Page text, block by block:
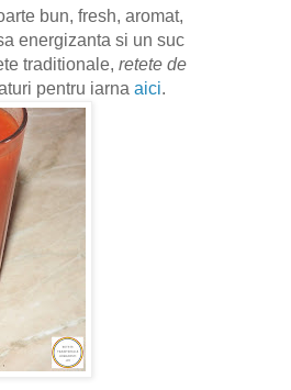
bun, fresh, aromat,
energizanta si un suc
traditionale, retete de
pentru iarna aici.